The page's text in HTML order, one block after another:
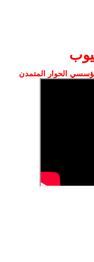
الحوار المتمدن